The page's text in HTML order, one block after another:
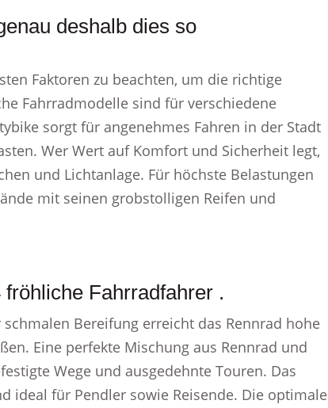
deshalb dies so
Faktoren zu beachten, um die richtige
Fahrradmodelle sind für verschiedene
sorgt für angenehmes Fahren in der Stadt
Wer Wert auf Komfort und Sicherheit legt,
und Lichtanlage. Für höchste Belastungen
mit seinen grobstolligen Reifen und
Fahrradfahrer .
Bereifung erreicht das Rennrad hohe
Eine perfekte Mischung aus Rennrad und
Wege und ausgedehnte Touren. Das
ideal für Pendler sowie Reisende. Die optimale